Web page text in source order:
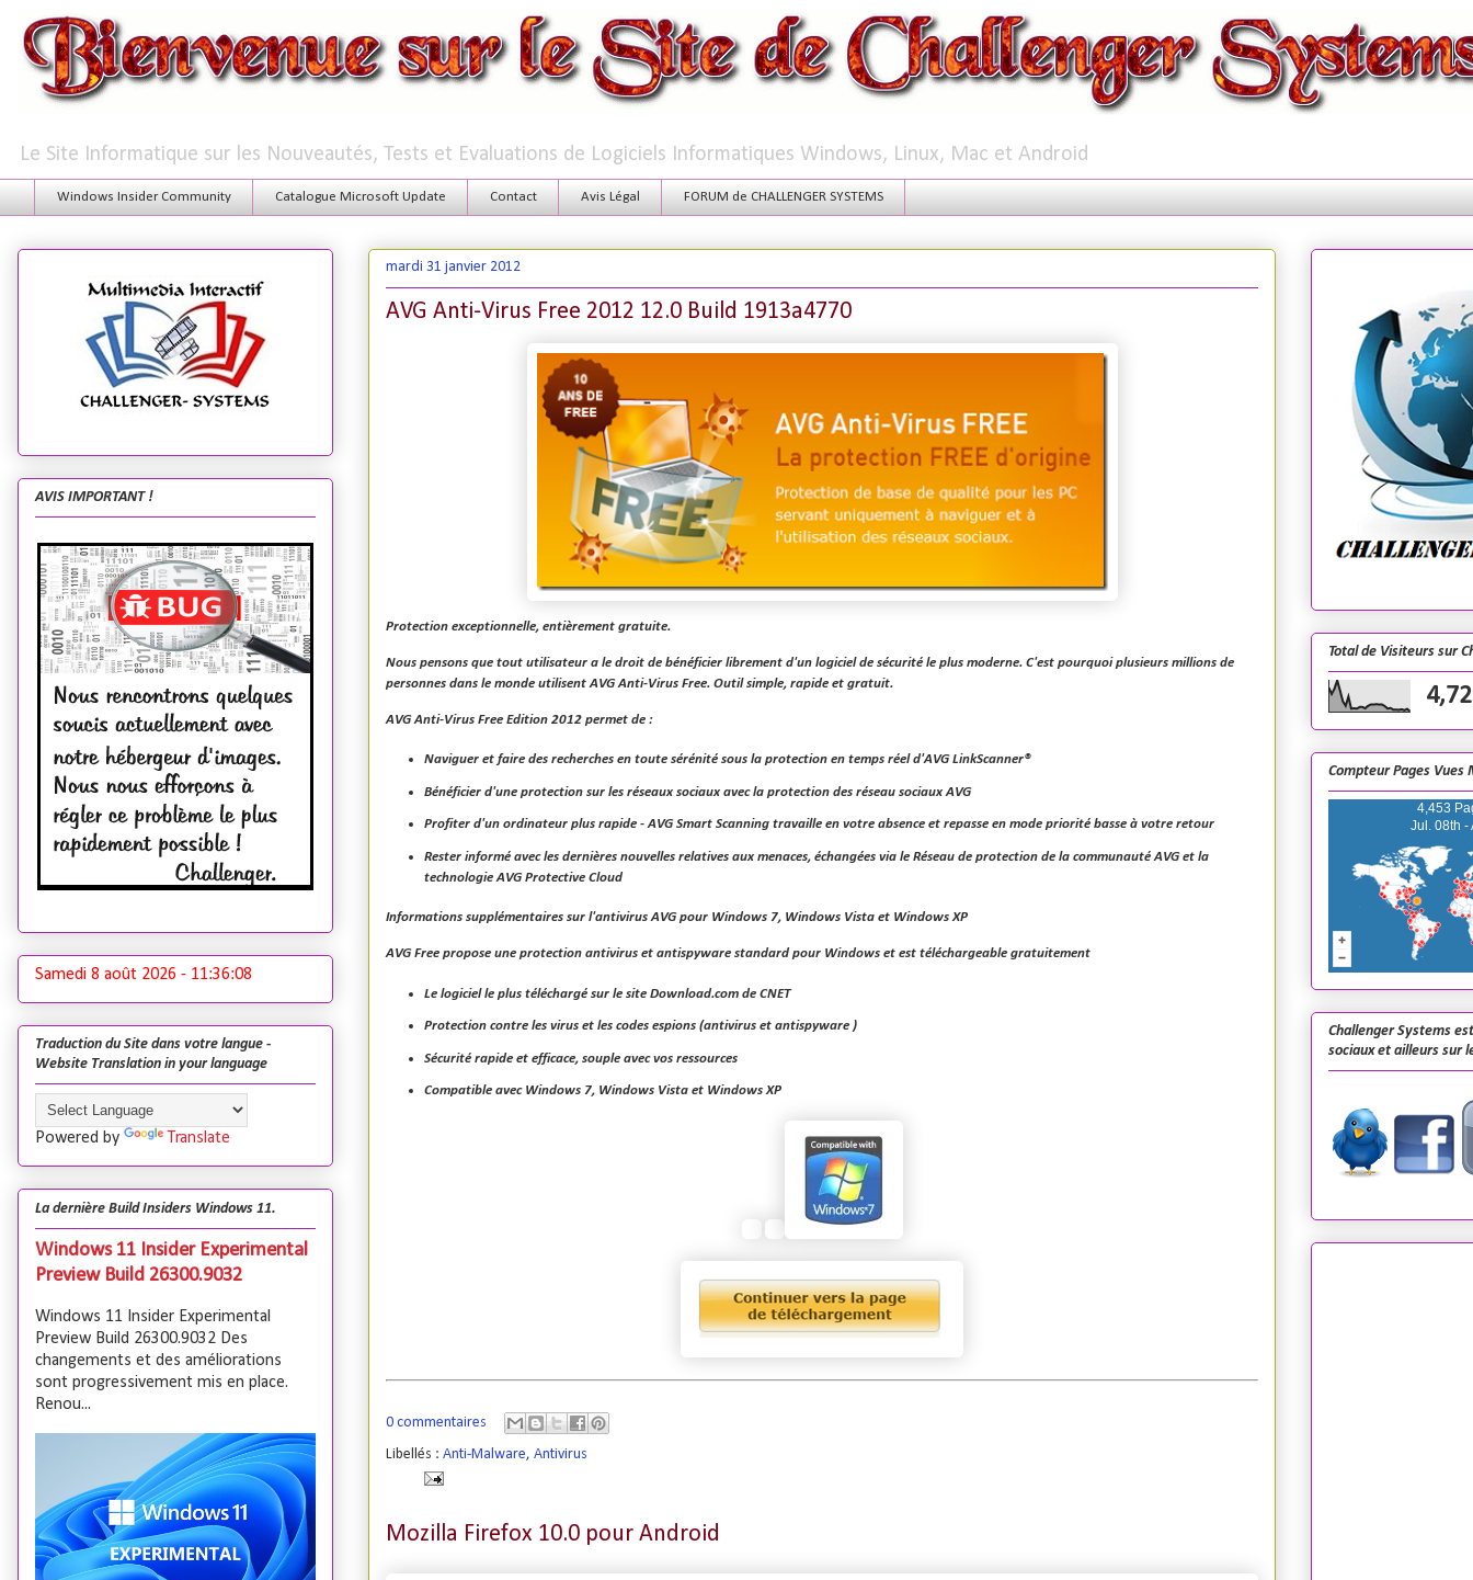
Le Site Informatique sur les Nouveautés, Tests et Evaluations de Logiciels Informatiques Windows, Linux, Mac et Android
Windows Insider Community Catalogue Microsoft Update Contact Avis Légal FORUM de CHALLENGER SYSTEMS
mardi 31 janvier 2012
AVG Anti-Virus Free 2012 12.0 Build 1913a4770
Protection exceptionnelle, entièrement gratuite.
Nous pensons que tout utilisateur a le droit de bénéficier librement d'un logiciel de sécurité le plus moderne. C'est pourquoi plusieurs millions de
personnes dans le monde utilisent AVG Anti-Virus Free. Outil simple, rapide et gratuit.
AVG Anti-Virus Free Edition 2012 permet de :
Naviguer et faire des recherches en toute sérénité sous la protection en temps réel d'AVG LinkScanner®
Bénéficier d'une protection sur les réseaux sociaux avec la protection des réseau sociaux AVG
Profiter d'un ordinateur plus rapide - AVG Smart Scanning travaille en votre absence et repasse en mode priorité basse à votre retour
Rester informé avec les dernières nouvelles relatives aux menaces, échangées via le Réseau de protection de la communauté AVG et la
technologie AVG Protective Cloud
Informations supplémentaires sur l'antivirus AVG pour Windows 7, Windows Vista et Windows XP
AVG Free propose une protection antivirus et antispyware standard pour Windows et est téléchargeable gratuitement
Le logiciel le plus téléchargé sur le site Download.com de CNET
Protection contre les virus et les codes espions (antivirus et antispyware )
Sécurité rapide et efficace, souple avec vos ressources
Compatible avec Windows 7, Windows Vista et Windows XP
0 commentaires
Libellés : Anti-Malware, Antivirus
Mozilla Firefox 10.0 pour Android
AVIS IMPORTANT !
Samedi 8 août 2026 - 11:36:09
Traduction du Site dans votre langue -
Website Translation in your language
Powered by Translate
La dernière Build Insiders Windows 11.
Windows 11 Insider Experimental
Preview Build 26300.9032
Windows 11 Insider Experimental
Preview Build 26300.9032 Des
changements et des améliorations
sont progressivement mis en place.
Renou...
Total de Visiteurs sur
Compteur Pages Vues
4,453
Jul. 08th -
Challenger Systems
sociaux et ailleurs sur